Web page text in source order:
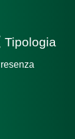
Tipologia